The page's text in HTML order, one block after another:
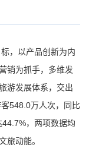
，以产品创新为内
销为抓手，多维发
游发展体系，交出
548.0万人次，同比
，两项数据均
旅动能。